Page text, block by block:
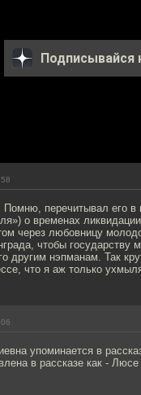
Подписывайся
перечитывал его в
о временах
через любовницу
чтобы
другим нэпманам. Так
что я аж только
упоминается в
в рассказе как -